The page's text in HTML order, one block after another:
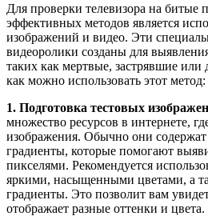
Для проверки телевизора на битые
эффективных методов является
изображений и видео. Эти
видеоролики созданы для
таких как мертвые, застрявшие
как можно использовать этот метод:
1. Подготовка тестовых
множество ресурсов в интернете,
изображения. Обычно они содержат
градиенты, которые помогают
пикселями. Рекомендуется
яркими, насыщенными цветами, а
градиенты. Это позволит вам
отображает разные оттенки и цвета.